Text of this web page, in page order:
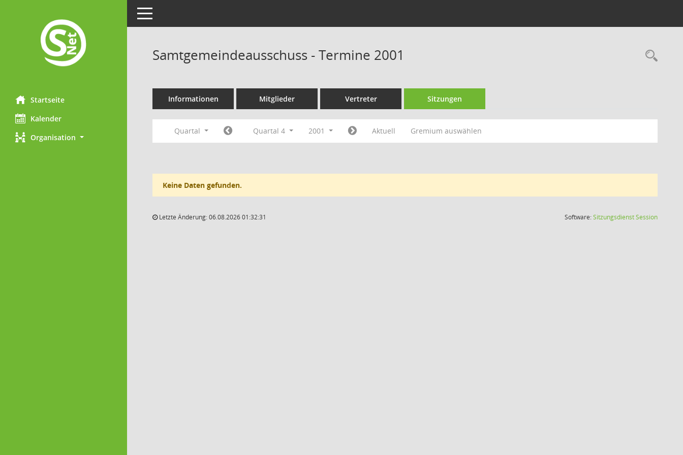
Startseite
Kalender
Organisation
Toggle navigation
Samtgemeindeausschuss - Termine 2001
Informationen Mitglieder Vertreter Sitzungen
Quartal Quartal 4 2001 Aktuell Gremium auswählen
Keine Daten gefunden.
Letzte Änderung: 06.08.2026 01:32:31 Software:SitzungsdienstSession(Wird in